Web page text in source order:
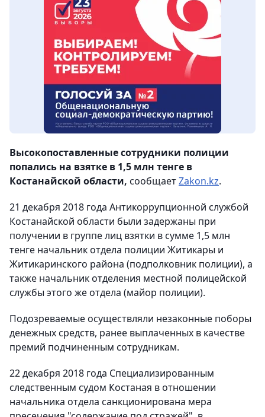
Высокопоставленные сотрудники полиции
попались на взятке в 1,5 млн тенге в
Костанайской области, сообщаетZakon.kz.
21 декабря 2018 года Антикоррупционной службой
Костанайской области были задержаны при
получении в группе лиц взятки в сумме 1,5 млн
тенге начальник отдела полиции Житикары и
Житикаринского района (подполковник полиции), а
также начальник отделения местной полицейской
службы этого же отдела (майор полиции).
Подозреваемые осуществляли незаконные поборы
денежных средств, ранее выплаченных в качестве
премий подчиненным сотрудникам.
22 декабря 2018 года Специализированным
следственным судом Костаная в отношении
начальника отдела санкционирована мера